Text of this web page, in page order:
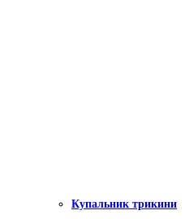
Купальник трикини